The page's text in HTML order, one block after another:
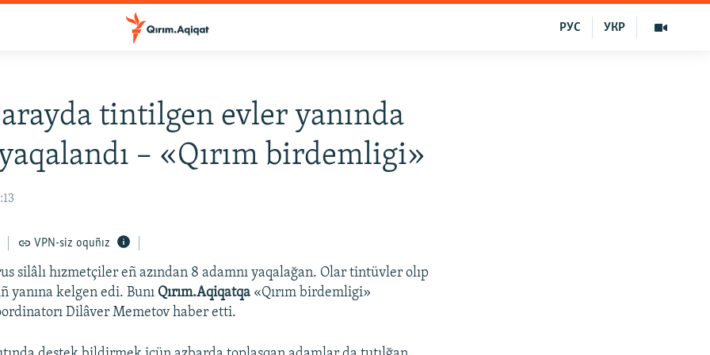
УКР
РУС
tintilgen evler yanında
– «Qırım birdemligi»
VPN-siz oquñız
silâlı hızmetçiler eñ azından 8 adamnı yaqalağan. Olar tintüvler olıp
yanına kelgen edi. Bunı Qırım.Aqiqatqa «Qırım birdemligi»
Dilâver Memetov haber etti.